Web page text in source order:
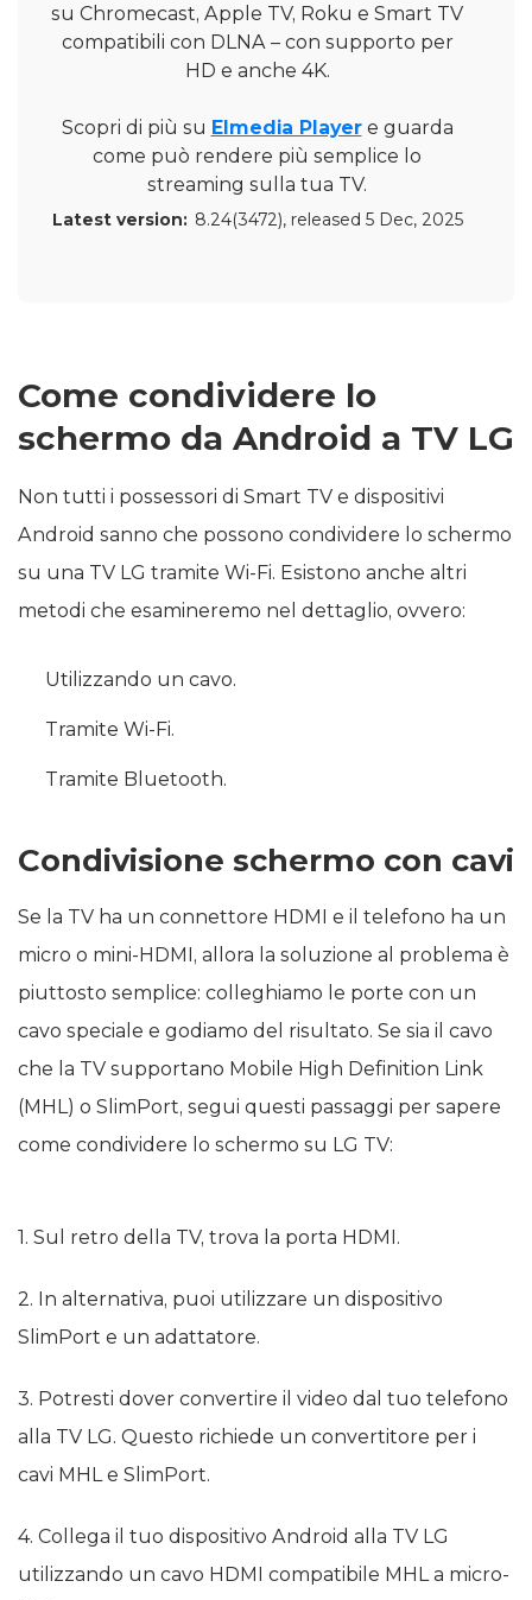
su Chromecast, Apple TV, Roku e Smart TV
compatibili con DLNA – con supporto per
HD e anche 4K.
Scopri di più su Elmedia Playere guarda
come può rendere più semplice lo
streaming sulla tua TV.
Latest version: 8.24(3472), released 5 Dec, 2025
Come condividere lo
schermo da Android a TV LG
Non tutti i possessori di Smart TV e dispositivi
Android sanno che possono condividere lo schermo
su una TV LG tramite Wi-Fi. Esistono anche altri
metodi che esamineremo nel dettaglio, ovvero:
Utilizzando un cavo.
Tramite Wi-Fi.
Tramite Bluetooth.
Condivisione schermo con cavi
Se la TV ha un connettore HDMI e il telefono ha un
micro o mini-HDMI, allora la soluzione al problema è
piuttosto semplice: colleghiamo le porte con un
cavo speciale e godiamo del risultato. Se sia il cavo
che la TV supportano Mobile High Definition Link
(MHL) o SlimPort, segui questi passaggi per sapere
come condividere lo schermo su LG TV:
1. Sul retro della TV, trova la porta HDMI.
2. In alternativa, puoi utilizzare un dispositivo
SlimPort e un adattatore.
3. Potresti dover convertire il video dal tuo telefono
alla TV LG. Questo richiede un convertitore per i
cavi MHL e SlimPort.
4. Collega il tuo dispositivo Android alla TV LG
utilizzando un cavo HDMI compatibile MHL a micro-